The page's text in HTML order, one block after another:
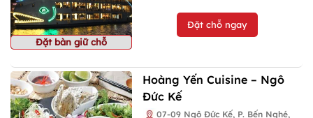
Đặt bàn giữ chỗ
Đặt chỗ ngay
Hoàng Yến Cuisine – Ngô
Đức Kế
07-09 Ngô Đức Kế, P. Bến Nghé,